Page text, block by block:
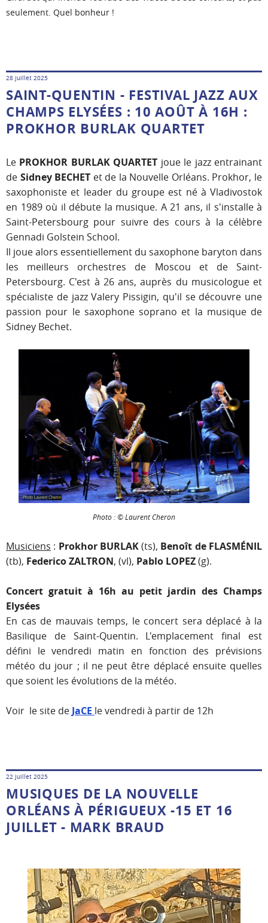
seulement. Quel bonheur !
28 juillet 2025
SAINT-QUENTIN - FESTIVAL JAZZ AUX
CHAMPS ELYSÉES : 10 AOÛT À 16H :
PROKHOR BURLAK QUARTET
Le PROKHOR BURLAK QUARTET joue le jazz entrainant
de Sidney BECHET et de la Nouvelle Orléans. Prokhor, le
saxophoniste et leader du groupe est né à Vladivostok
en 1989 où il débute la musique. A 21 ans, il s'installe à
Saint-Petersbourg pour suivre des cours à la célèbre
Gennadi Golstein School.
Il joue alors essentiellement du saxophone baryton dans
les meilleurs orchestres de Moscou et de Saint-
Petersbourg. C'est à 26 ans, auprès du musicologue et
spécialiste de jazz Valery Pissigin, qu'il se découvre une
passion pour le saxophone soprano et la musique de
Sidney Bechet.
Photo : © Laurent Cheron
Musiciens : Prokhor BURLAK(ts), Benoît de FLASMÉNIL
(tb), Federico ZALTRON, (vl), Pablo LOPEZ(g).
Concert gratuit à 16h au petit jardin des Champs
Elysées
En cas de mauvais temps, le concert sera déplacé à la
Basilique de Saint-Quentin. L'emplacement final est
défini le vendredi matin en fonction des prévisions
météo du jour ; il ne peut être déplacé ensuite quelles
que soient les évolutions de la météo.
Voir le site deJaCE le vendredi à partir de 12h
22 juillet 2025
MUSIQUES DE LA NOUVELLE
ORLÉANS À PÉRIGUEUX -15 ET 16
JUILLET - MARK BRAUD